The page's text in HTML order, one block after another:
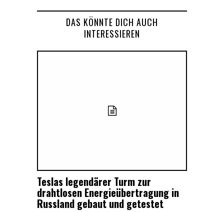
DAS KÖNNTE DICH AUCH
INTERESSIEREN
Teslas legendärer Turm zur
drahtlosen Energieübertragung in
Russland gebaut und getestet